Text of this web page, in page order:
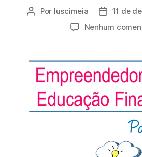
Por luscimeia
11 de
Nenhum